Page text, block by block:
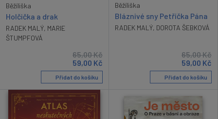
Běžíliška
Holčička a drak
RADEK MALÝ, MARIE
ŠTUMPFOVÁ
65,00Kč
59,00 Kč
Přidat do košíku
Běžíliška
Bláznivé sny Petříčka Pána
RADEK MALÝ, DOROTA ŠEBKOVÁ
65,00Kč
59,00 Kč
Přidat do košíku